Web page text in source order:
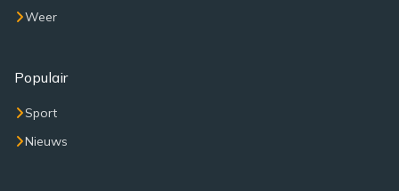
Weer
Populair
Sport
Nieuws